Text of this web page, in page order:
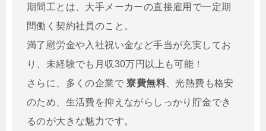
期間工とは、大手メーカーの直接雇用で一定期
間働く契約社員のこと。
満了慰労金や入社祝い金など手当が充実してお
り、未経験でも月収30万円以上も可能！
さらに、多くの企業で寮費無料 、光熱費も格安
のため、生活費を抑えながらしっかり貯金でき
るのが大きな魅力です。